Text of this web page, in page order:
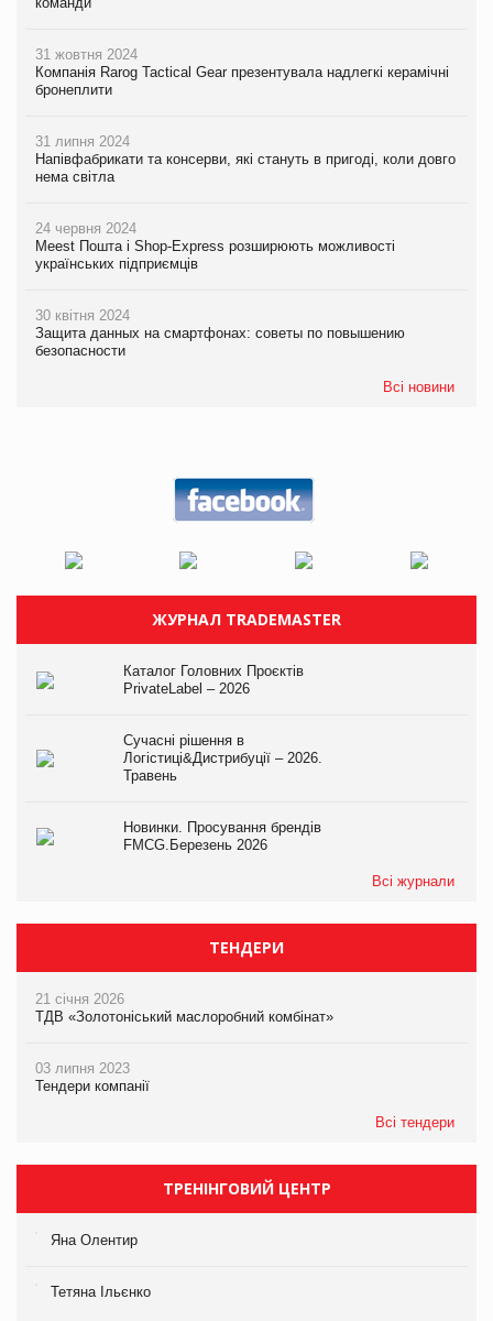
31 жовтня 2024
Компанія Rarog Tactical Gear презентувала надлегкі керамічні
бронеплити
31 липня 2024
Напівфабрикати та консерви, які стануть в пригоді, коли довго
нема світла
24 червня 2024
Meest Пошта і Shop-Express розширюють можливості
українських підприємців
30 квітня 2024
Защита данных на смартфонах: советы по повышению
безопасности
Всі новини
ЖУРНАЛ TRADEMASTER
Каталог Головних Проєктів
PrivateLabel – 2026
Сучасні рішення в
Логістиці&Дистрибуції – 2026.
Травень
Новинки. Просування брендів
FMCG.Березень 2026
Всі журнали
ТЕНДЕРИ
21 січня 2026
ТДВ «Золотоніський маслоробний комбінат»
03 липня 2023
Тендери компанії
Всі тендери
ТРЕНІНГОВИЙ ЦЕНТР
Яна Олентир
Тетяна Ільєнко